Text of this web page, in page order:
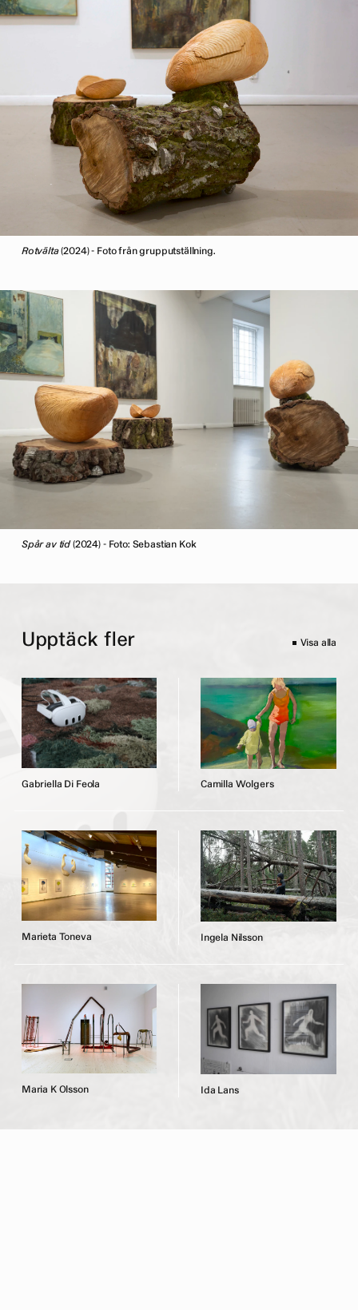
Rotvälta(2024) - Foto från grupputställning.
Spår av tid(2024) - Foto: Sebastian Kok
Upptäck fler Visa alla
Gabriella Di Feola Camilla Wolgers
Marieta Toneva Ingela Nilsson
Maria K Olsson Ida Lans